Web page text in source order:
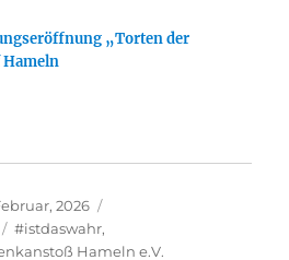
„Torten der
2026
Schlagwörter
#istdaswahr,
Hameln e.V.